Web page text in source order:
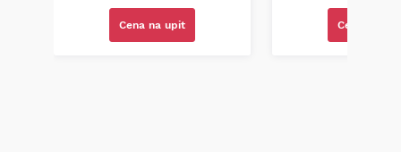
Cena na upit Cena na